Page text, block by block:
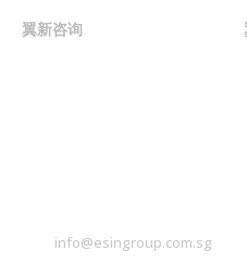
翼新咨询
info@esingroup.com.sg